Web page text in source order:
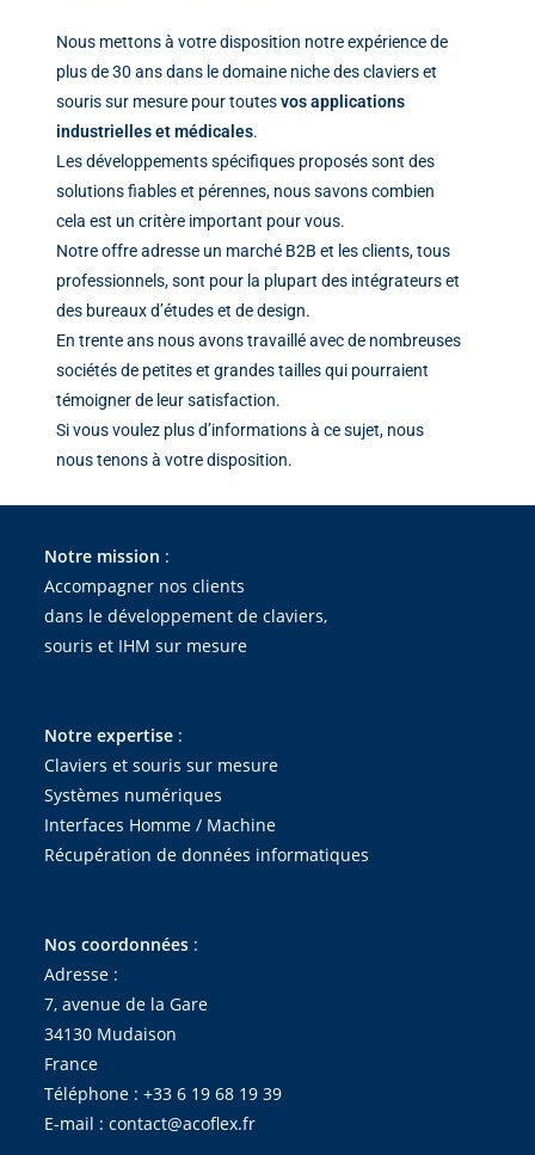
Nous mettons à votre disposition notre expérience de
plus de 30 ans dans le domaine niche des claviers et
souris sur mesure pour toutesvos applications
industrielles et médicales.
Les développements spécifiques proposés sont des
solutions fiables et pérennes, nous savons combien
cela est un critère important pour vous.
Notre offre adresse un marché B2B et les clients, tous
professionnels, sont pour la plupart des intégrateurs et
des bureaux d’études et de design.
En trente ans nous avons travaillé avec de nombreuses
sociétés de petites et grandes tailles qui pourraient
témoigner de leur satisfaction.
Si vous voulez plus d’informations à ce sujet, nous
nous tenons à votre disposition.
Notre mission :
Accompagner nos clients
dans le développement de claviers,
souris et IHM sur mesure
Notre expertise :
Claviers et souris sur mesure
Systèmes numériques
Interfaces Homme / Machine
Récupération de données informatiques
Nos coordonnées :
Adresse :
7, avenue de la Gare
34130 Mudaison
France
Téléphone :+33 6 19 68 19 39
E-mail :contact@acoflex.fr